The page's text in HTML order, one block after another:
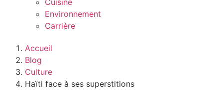
Cuisine
Environnement
Carrière
Accueil
Blog
Culture
Haïti face à ses superstitions